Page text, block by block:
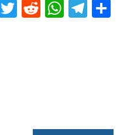
Facebook
Twitter
Reddit